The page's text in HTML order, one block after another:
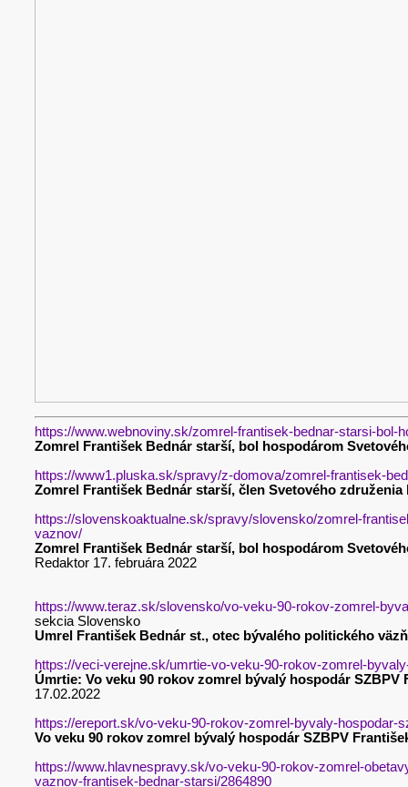
https://www.webnoviny.sk/zomrel-frantisek-bednar-starsi-
Zomrel František Bednár starší, bol hospodárom
https://www1.pluska.sk/spravy/z-domova/zomrel-frantisek-
Zomrel František Bednár starší, člen Svetového
https://slovenskoaktualne.sk/spravy/slovensko/zomrel-
vaznov/
Zomrel František Bednár starší, bol hospodárom
Redaktor 17. februára 2022
https://www.teraz.sk/slovensko/vo-veku-90-rokov-zomrel-
sekcia Slovensko
Umrel František Bednár st., otec bývalého politického
https://veci-verejne.sk/umrtie-vo-veku-90-rokov-zomrel-
Úmrtie: Vo veku 90 rokov zomrel bývalý hospodár SZBPV
17.02.2022
https://ereport.sk/vo-veku-90-rokov-zomrel-byvaly-hospodar-
Vo veku 90 rokov zomrel bývalý hospodár SZBPV
https://www.hlavnespravy.sk/vo-veku-90-rokov-zomrel-
vaznov-frantisek-bednar-starsi/2864890